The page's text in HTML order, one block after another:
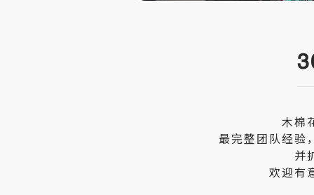
木棉
最完整团队经验
并
欢迎有